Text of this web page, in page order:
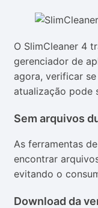
O SlimCleaner 4
gerenciador de
agora, verificar
atualização pode
Sem arquivos
As ferramentas
encontrar
evitando o
Download da